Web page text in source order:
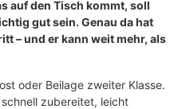
auf den Tisch kommt, soll
gut sein. Genau da hat
– und er kann weit mehr, als
oder Beilage zweiter Klasse.
zubereitet, leicht